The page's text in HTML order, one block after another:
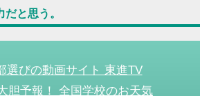
と思う。
選びの動画サイト 東進TV
胆予報！ 全国学校のお天気